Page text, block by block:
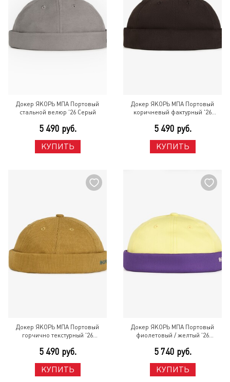
Докер ЯКОРЬ МПА Портовый
стальной велюр '26 Серый
5 490 руб.
КУПИТЬ
Докер ЯКОРЬ МПА Портовый
коричневый фактурный '26
5 490 руб.
КУПИТЬ
Докер ЯКОРЬ МПА Портовый
горчично текстурный '26
5 490 руб.
КУПИТЬ
Докер ЯКОРЬ МПА Портовый
фиолетовый / желтый '26
5 740 руб.
КУПИТЬ